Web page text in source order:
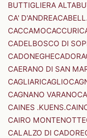
BUTTIGLIERA ALTA
CA' D'ANDREA
CACCAMOCACCURI
CADELBOSCO DI
CADONEGHE
CAERANO DI SAN
CAGLIARICAGLIO
CAGNANO VARANO
CAINES .KUENS.
CAIRO MONTENOTTE
CALALZO DI CADORE